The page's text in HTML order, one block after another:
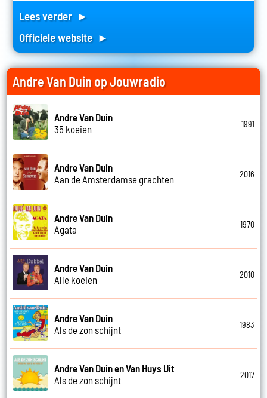
Lees verder ►
Officiele website ►
Andre Van Duin op Jouwradio
Andre Van Duin
35 koeien
1991
Andre Van Duin
Aan de Amsterdamse grachten
2016
Andre Van Duin
Agata
1970
Andre Van Duin
Alle koeien
2010
Andre Van Duin
Als de zon schijnt
1983
Andre Van Duin en Van Huys Uit
Als de zon schijnt
2017